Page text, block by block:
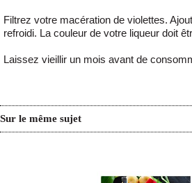
Filtrez votre macération de violettes.
refroidi. La couleur de votre liqueur doit
Laissez vieillir un mois avant de
Sur le même sujet